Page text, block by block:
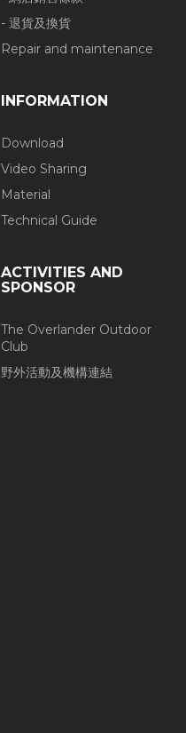
- 退貨及換貨
Repair and maintenance
INFORMATION
Download
Video Sharing
Material
Technical Guide
ACTIVITIES AND
SPONSOR
The Overlander Outdoor
Club
野外活動及機構連結